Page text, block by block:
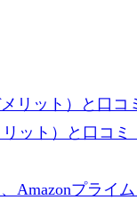
ット）と口コミ
Amazonプライ